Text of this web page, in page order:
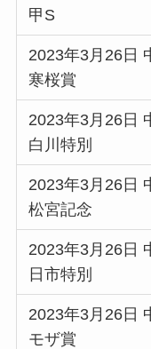
甲S
2023年3月26日
寒桜賞
2023年3月26日
白川特別
2023年3月26日
松宮記念
2023年3月26日
日市特別
2023年3月26日
モザ賞